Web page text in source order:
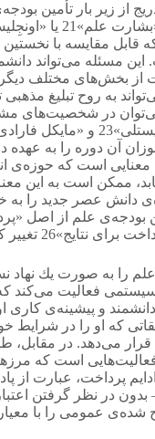
از زیر بار تأمین
می‌کشد، یك دوره‌ی
قابل مقایسه با نخستین
مسئله می‌تواند
از بخش‌های مختلف
یارانه»22 می‌تواند به روح
آن دوره را به عهده
معنایی است كه حوزه‌ی
ممكن است به این
دانش عصر جدید را
بودجه‌ی علم از اصل
را به صورت یك نهاد
فعالیت می‌کند كه
دانشمند و پیشینه‌ی كاری
كه او را در شرایط
می‌دهد. در مقابل،
فعالیت‌هایی است كه
پرداخت، عبارت از
در نظر گرفتن
عمومی را با